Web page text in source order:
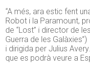
“A més, ara estic fent
Robot i la Paramount,
de “Lost” i director de
Guerra de les Galàxies”)
i dirigida per Julius
que es podrà veure a